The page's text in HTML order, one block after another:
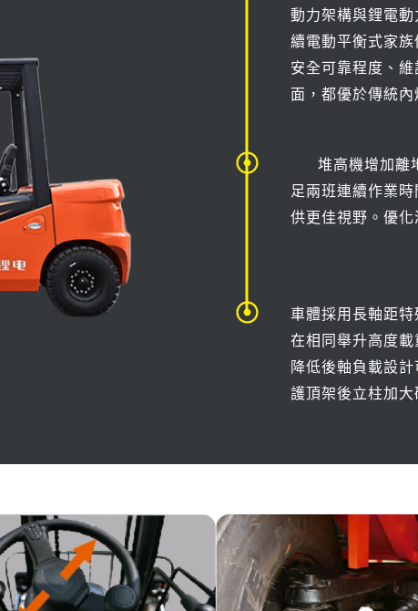
動力架構與鋰電
續電動平衡式家
安全可靠程度、
面，都優於傳統內
堆高機增加離地
足兩班連續作業
供更佳視野。優
車體採用長軸距
在相同舉升高度載
降低後軸負載設
護頂架後立柱加大